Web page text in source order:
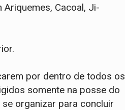
Cacoal, Ji-
por dentro de todos os
somente na posse do
organizar para concluir